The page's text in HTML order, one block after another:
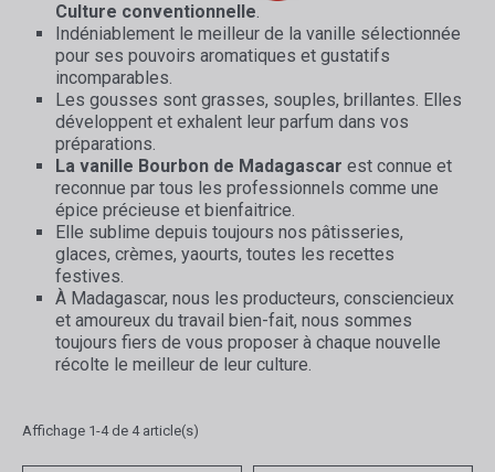
Culture conventionnelle.
Indéniablement le meilleur de la vanille sélectionnée
pour ses pouvoirs aromatiques et gustatifs
incomparables.
Les gousses sont grasses, souples, brillantes. Elles
développent et exhalent leur parfum dans vos
préparations.
La vanille Bourbon de Madagascar est connue et
reconnue par tous les professionnels comme une
épice précieuse et bienfaitrice.
Elle sublime depuis toujours nos pâtisseries,
glaces, crèmes, yaourts, toutes les recettes
festives.
À Madagascar, nous les producteurs, consciencieux
et amoureux du travail bien-fait, nous sommes
toujours fiers de vous proposer à chaque nouvelle
récolte le meilleur de leur culture.
Affichage 1-4 de 4 article(s)